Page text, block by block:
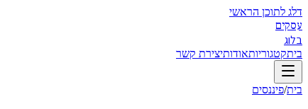
דלג לתוכן הראשי
עסקים
בלוג
ביתקטגוריותאודותיצירת קשר
בית/פיננסים